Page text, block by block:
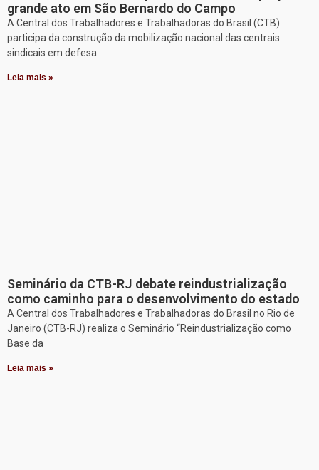
grande ato em São Bernardo do Campo
A Central dos Trabalhadores e Trabalhadoras do Brasil (CTB)
participa da construção da mobilização nacional das centrais
sindicais em defesa
Leia mais »
Seminário da CTB-RJ debate reindustrialização
como caminho para o desenvolvimento do estado
A Central dos Trabalhadores e Trabalhadoras do Brasil no Rio de
Janeiro (CTB-RJ) realiza o Seminário “Reindustrialização como
Base da
Leia mais »